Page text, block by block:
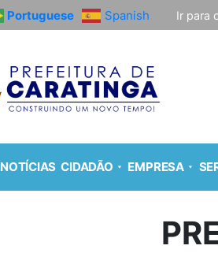
Portuguese Spanish Ir para
NOTÍCIAS CIDADÃO EMPRESA